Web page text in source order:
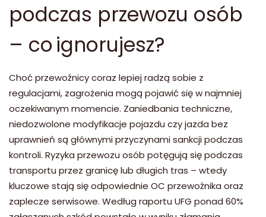
podczas przewozu osób
– co ignorujesz?
Choć przewoźnicy coraz lepiej radzą sobie z
regulacjami, zagrożenia mogą pojawić się w najmniej
oczekiwanym momencie. Zaniedbania techniczne,
niedozwolone modyfikacje pojazdu czy jazda bez
uprawnień są głównymi przyczynami sankcji podczas
kontroli. Ryzyka przewozu osób potęgują się podczas
transportu przez granicę lub długich tras – wtedy
kluczowe stają się odpowiednie OC przewoźnika oraz
zaplecze serwisowe. Według raportu UFG ponad 60%